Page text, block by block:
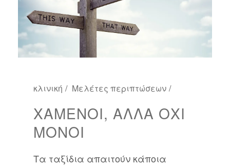
κλινική Μελέτες περιπτώσεων
ΧΑΜΈΝΟΙ, ΑΛΛΆ ΌΧΙ
ΜΌΝΟΙ
Τα ταξίδια απαιτούν κάποια